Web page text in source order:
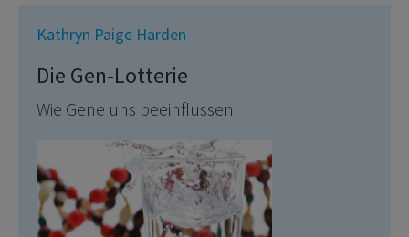
Kathryn Paige Harden
Die Gen-Lotterie
Wie Gene uns beeinflussen